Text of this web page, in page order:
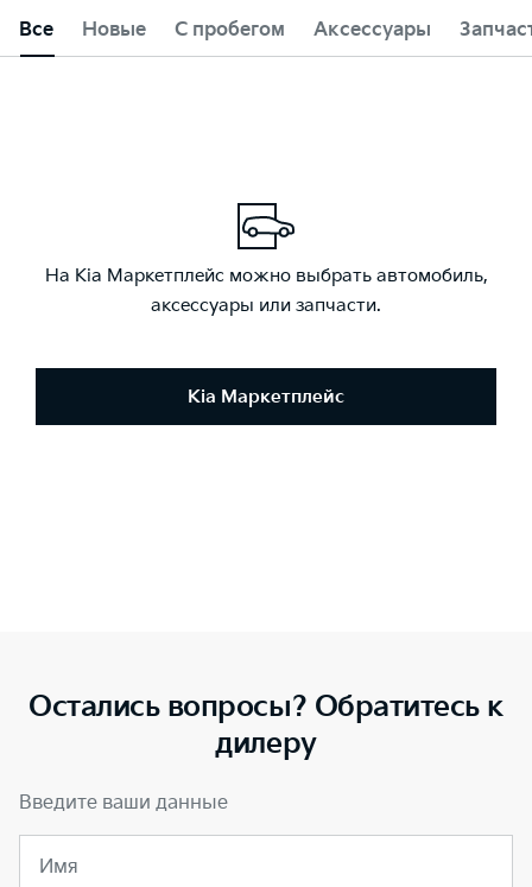
Все Новые С пробегом Аксессуары
На Kia Маркетплейс можно выбрать автомобиль,
аксессуары или запчасти.
Kia Маркетплейс
Остались вопросы? Обратитесь к
дилеру
Введите ваши данные
Имя